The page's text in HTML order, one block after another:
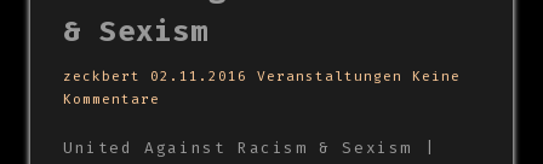
& Sexism
zeckbert 02.11.2016 Veranstaltungen
Keine
Kommentare
United Against Racism & Sexism |